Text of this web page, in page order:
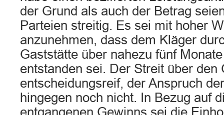
der Grund als auch der Betrag
Parteien streitig. Es sei mit hoher
anzunehmen, dass dem Kläger
Gaststätte über nahezu fünf
entstanden sei. Der Streit über den
entscheidungsreif, der Anspruch
hingegen noch nicht. In Bezug auf
entgangenen Gewinns sei die